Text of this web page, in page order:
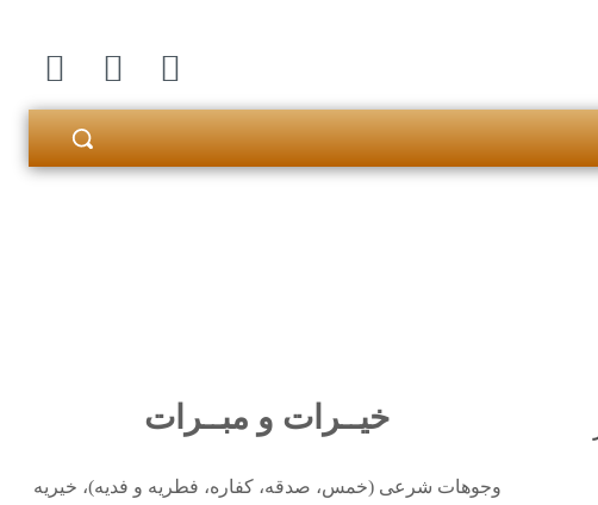
خیــرات و مبــرات
وجوهات شرعی (خمس، صدقه، کفاره، فطریه و فدیه)، خیریه